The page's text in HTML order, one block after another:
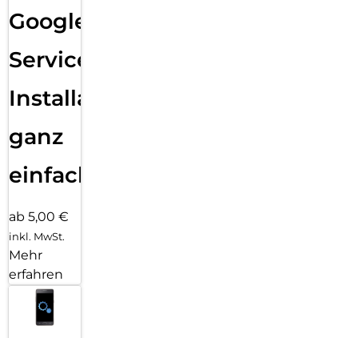
Google
Services
Installation
ganz
einfach
ab 5,00 €
inkl. MwSt.
Mehr
erfahren